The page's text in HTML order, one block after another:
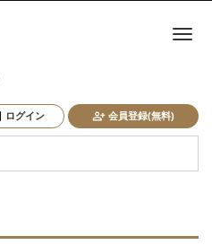
ログイン 会員登録(無料)
ナ